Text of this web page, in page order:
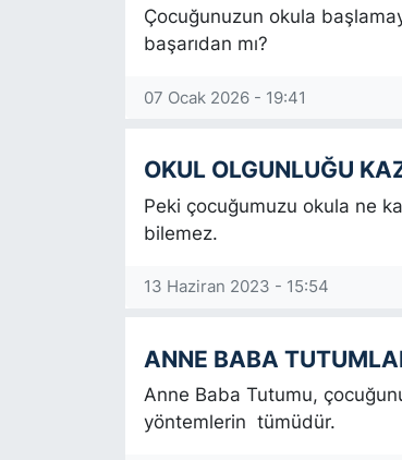
Çocuğunuzun okula
başarıdan mı?
07 Ocak 2026 - 19:41
OKUL OLGUNLUĞU
Peki çocuğumuzu okula ne
bilemez.
13 Haziran 2023 - 15:54
ANNE BABA
Anne Baba Tutumu,
yöntemlerin tümüdür.
KÖŞE YAZILARI
KÖŞE YAZILARI (Arşiv)
MAGAZİN
SARIYER HABERLERİ
SARIYER İMAR BARIŞI